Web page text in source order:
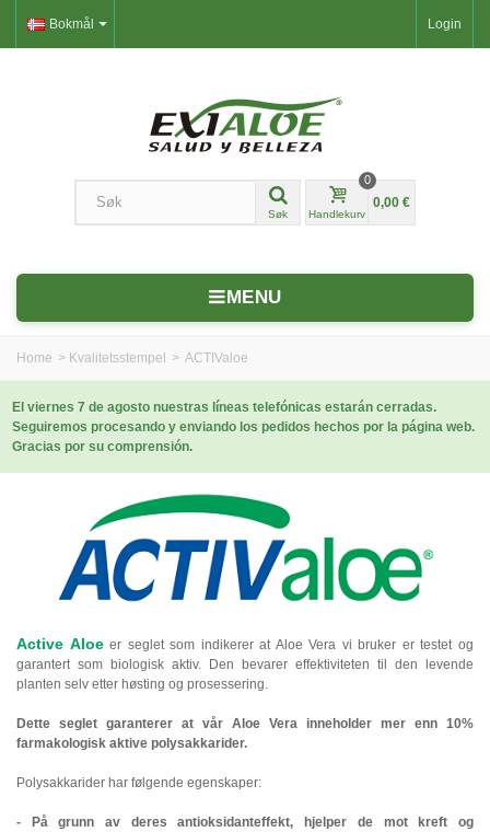
Login
Bokmål
Søk Handlekurv
0
0,00 €
MENU
Home > Kvalitetsstempel > ACTIValoe
El viernes 7 de agosto nuestras líneas telefónicas estarán cerradas.
Seguiremos procesando y enviando los pedidos hechos por la página web.
Gracias por su comprensión.
Active Aloeer seglet som indikerer at Aloe Vera vi bruker er testet og
garantert som biologisk aktiv. Den bevarer effektiviteten til den levende
planten selv etter høsting og prosessering.
Dette seglet garanterer at vår Aloe Vera inneholder mer enn 10%
farmakologisk aktive polysakkarider.
Polysakkarider har følgende egenskaper:
- På grunn av deres antioksidanteffekt, hjelper de mot kreft og